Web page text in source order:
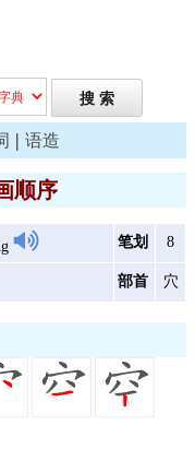
| 语造
顺序
笔划 8
部首 穴